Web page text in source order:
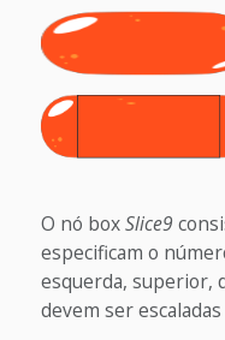
O nó boxSlice9
especificam o
esquerda, superior,
devem ser